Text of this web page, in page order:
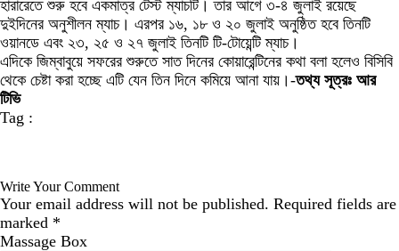
হারারেতে শুরু হবে একমাত্র টেস্ট ম্যাচটি। তার আগে ৩-৪ জুলাই রয়েছে
দুইদিনের অনুশীলন ম্যাচ। এরপর ১৬, ১৮ ও ২০ জুলাই অনুষ্ঠিত হবে তিনটি
ওয়ানডে এবং ২৩, ২৫ ও ২৭ জুলাই তিনটি টি-টোয়েন্টি ম্যাচ।
এদিকে জিম্বাবুয়ে সফরের শুরুতে সাত দিনের কোয়ারেন্টিনের কথা বলা হলেও বিসিবি
থেকে চেষ্টা করা হচ্ছে এটি যেন তিন দিনে কমিয়ে আনা যায়।-তথ্য সূত্রঃ আর
টিভি
Tag :
Write Your Comment
Your email address will not be published. Required fields are
marked *
Massage Box